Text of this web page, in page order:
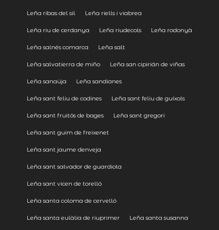
Leña ribas del sil Leña riells i viabrea
Leña riu de cerdanya Leña riudecols Leña rodonyà
Leña salnés comarca Leña salt
Leña salvatierra de miño Leña san cipirián de viñas
Leña sanaüja Leña sandianes
Leña sant feliu de codines Leña sant feliu de guíxols
Leña sant fruitós de bages Leña sant gregori
Leña sant guim de freixenet
Leña sant jaume denveja
Leña sant salvador de guardiola
Leña sant vicen de torelló
Leña santa coloma de cervelló
Leña santa eulàlia de riuprimer Leña santa susanna